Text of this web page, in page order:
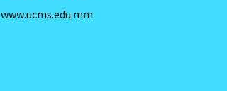
www.ucms.edu.mm